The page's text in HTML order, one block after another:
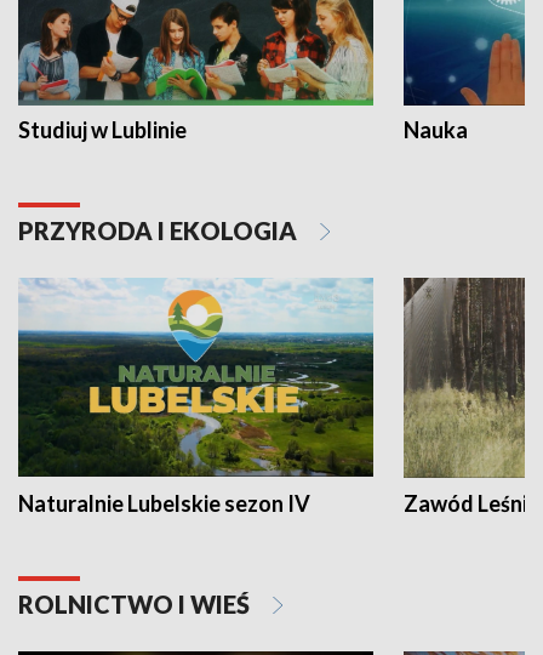
Studiuj w Lublinie Nauka
PRZYRODA I EKOLOGIA
Naturalnie Lubelskie sezon IV Zawód Leśnik
ROLNICTWO I WIEŚ